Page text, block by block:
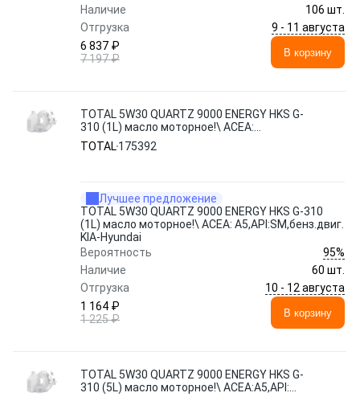
Наличие
106 шт.
Отгрузка
9 - 11 августа
6 837 ₽
7 197 ₽
В корзину
TOTAL 5W30 QUARTZ 9000 ENERGY HKS G-
310 (1L) масло моторное!\ ACEA:
A5,API:SM,бенз.двиг. KIA-Hyundai
TOTAL175392
Лучшее предложение
TOTAL 5W30 QUARTZ 9000 ENERGY HKS G-310
(1L) масло моторное!\ ACEA: A5,API:SM,бенз.двиг.
KIA-Hyundai
Вероятность
95%
Наличие
60 шт.
Отгрузка
10 - 12 августа
1 164 ₽
1 225 ₽
В корзину
TOTAL 5W30 QUARTZ 9000 ENERGY HKS G-
310 (5L) масло моторное!\ ACEA:A5,API: